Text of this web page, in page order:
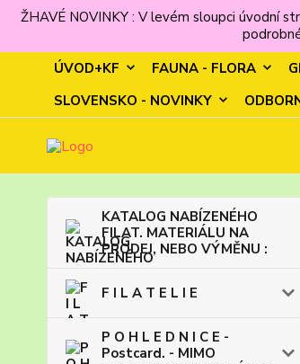
ŽHAVÉ NOVINKY : V levém sloupci úvodní
ÚVOD+KF
FAUNA - FLORA
SLOVENSKO - NOVINKY
KATALOG NABÍZENÉHO
FILAT. MATERIÁLU NA
PRODEJ, NEBO VÝMĚNU :
F I L A T E L I E
P O H L E D N I C E -
Postcard. - MIMO